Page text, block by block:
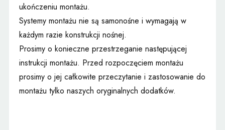
ukończeniu montażu.
Systemy montażu nie są samonośne i wymagają w
każdym razie konstrukcji nośnej.
Prosimy o konieczne przestrzeganie następującej
instrukcji montażu. Przed rozpoczęciem montażu
prosimy o jej całkowite przeczytanie i zastosowanie do
montażu tylko naszych oryginalnych dodatków.